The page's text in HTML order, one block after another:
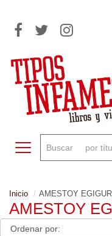
Toggle navigation
Inicio AMESTOY
AMESTOY